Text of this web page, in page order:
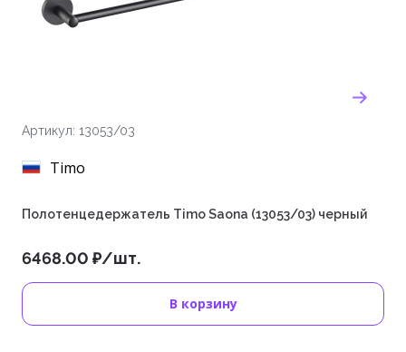
Артикул: 13053/03
Timo
Полотенцедержатель Timo Saona (13053/03) черный
6468.00 ₽/шт.
В корзину